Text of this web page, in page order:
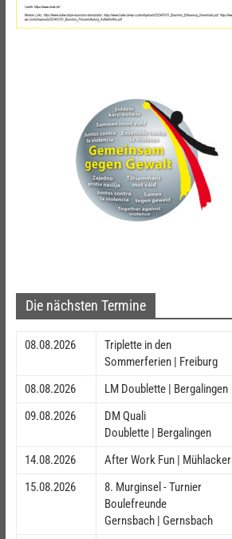
Die nächsten Termine
08.08.2026
Triplette in den
Sommerferien | Freiburg
08.08.2026
LM Doublette | Bergalingen
09.08.2026
DM Quali
Doublette | Bergalingen
14.08.2026
After Work Fun | Mühlacker
15.08.2026
8. Murginsel - Turnier
Boulefreunde
Gernsbach | Gernsbach